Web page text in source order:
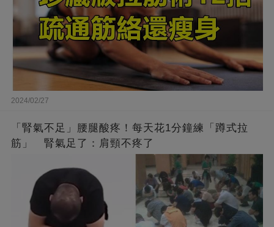
2024/02/27
「腎氣不足」腰腿酸疼！每天花1分鐘練「蹲式拉
筋」 腎氣足了：肩頸不疼了